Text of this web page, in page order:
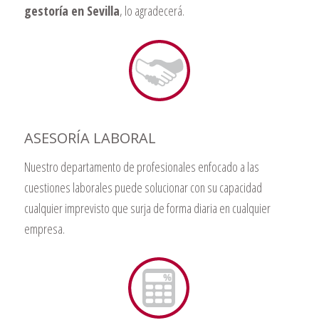
gestoría en Sevilla, lo agradecerá.
ASESORÍA LABORAL
Nuestro departamento de profesionales enfocado a las
cuestiones laborales puede solucionar con su capacidad
cualquier imprevisto que surja de forma diaria en cualquier
empresa.